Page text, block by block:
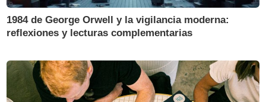
1984 de George Orwell y la vigilancia moderna:
reflexiones y lecturas complementarias